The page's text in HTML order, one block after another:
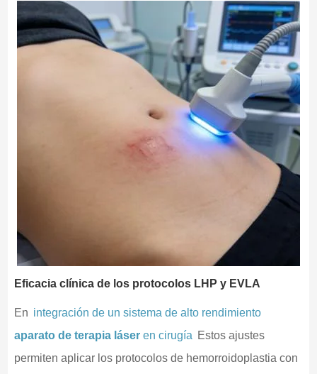
Eficacia clínica de los protocolos LHP y EVLA
En integración de un sistema de alto rendimiento
aparato de terapia láseren cirugía Estos ajustes
permiten aplicar los protocolos de hemorroidoplastia con